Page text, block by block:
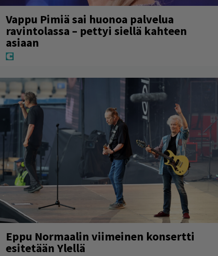
Vappu Pimiä sai huonoa palvelua
ravintolassa – pettyi siellä kahteen
asiaan
Eppu Normaalin viimeinen konsertti
esitetään Ylellä